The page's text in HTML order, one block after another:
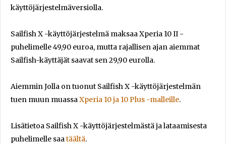
käyttöjärjestelmäversiolla.
Sailfish X -käyttöjärjestelmä maksaa Xperia 10 II -
puhelimelle 49,90 euroa, mutta rajallisen ajan aiemmat
Sailfish-käyttäjät saavat sen 29,90 eurolla.
Aiemmin Jolla on tuonut Sailfish X -käyttöjärjestelmän
tuen muun muassaXperia 10 ja 10 Plus -malleille.
Lisätietoa Sailfish X -käyttöjärjestelmästä ja lataamisesta
puhelimelle saatäältä.